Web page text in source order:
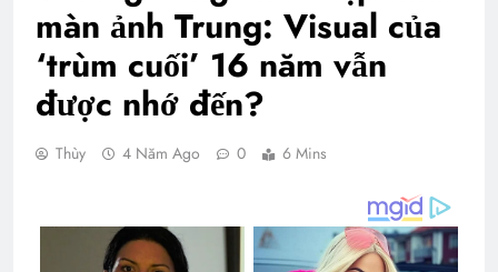
màn ảnh Trung: Visual của
‘trùm cuối’ 16 năm vẫn
được nhớ đến?
Thùy 4 Năm Ago 0 6 Mins